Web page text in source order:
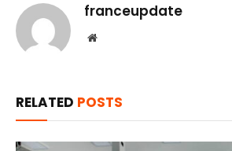
franceupdate
Website
RELATED POSTS